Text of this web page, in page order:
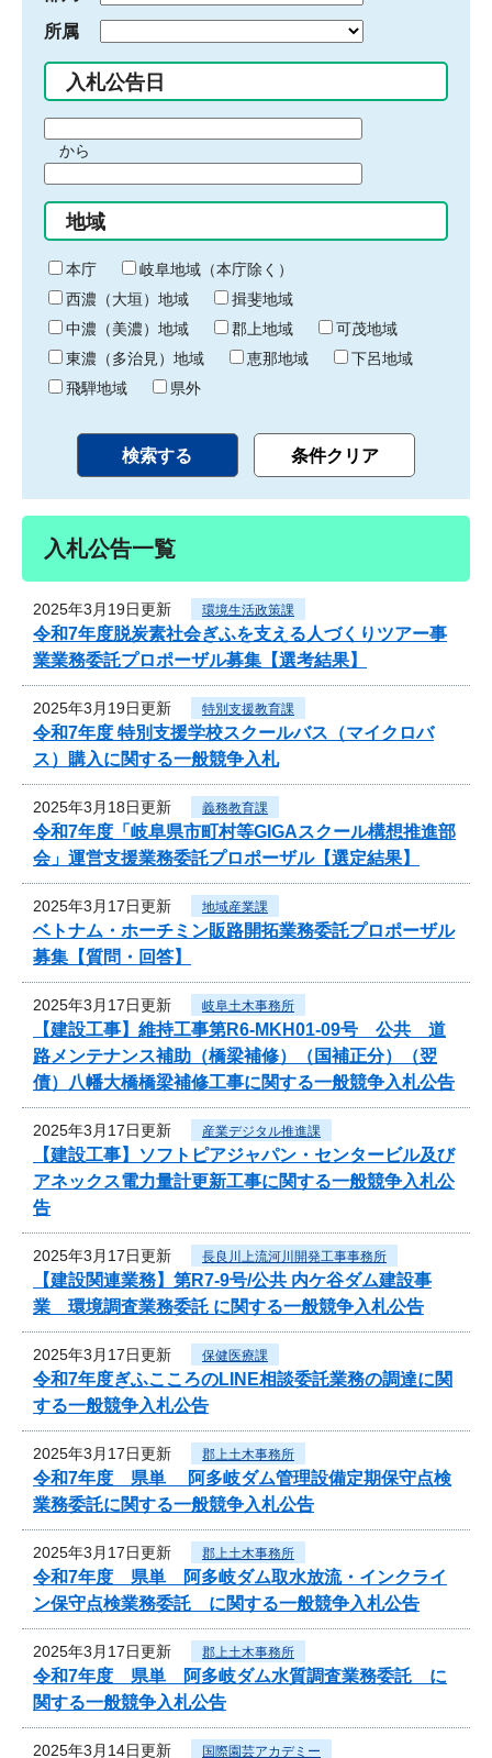
所属
入札公告日
間
始
り
から
間
終
わ
り
地域
本庁
岐阜地域（本庁除く）
西濃（大垣）地域
揖斐地域
中濃（美濃）地域
郡上地域
可茂地域
東濃（多治見）地域
恵那地域
下呂地域
飛騨地域
県外
入札公告一覧
2025年3月19日更新 環境生活政策課
令和7年度脱炭素社会ぎふを支える人づくりツアー事
業業務委託プロポーザル募集【選考結果】
2025年3月19日更新 特別支援教育課
令和7年度 特別支援学校スクールバス（マイクロバ
ス）購入に関する一般競争入札
2025年3月18日更新 義務教育課
令和7年度「岐阜県市町村等GIGAスクール構想推進部
会」運営支援業務委託プロポーザル【選定結果】
2025年3月17日更新 地域産業課
ベトナム・ホーチミン販路開拓業務委託プロポーザル
募集【質問・回答】
2025年3月17日更新 岐阜土木事務所
【建設工事】維持工事第R6-MKH01-09号 公共 道
路メンテナンス補助（橋梁補修）（国補正分）（翌
債）八幡大橋橋梁補修工事に関する一般競争入札公告
2025年3月17日更新 産業デジタル推進課
【建設工事】ソフトピアジャパン・センタービル及び
アネックス電力量計更新工事に関する一般競争入札公
告
2025年3月17日更新 長良川上流河川開発工事事務所
【建設関連業務】第R7-9号/公共 内ケ谷ダム建設事
業 環境調査業務委託 に関する一般競争入札公告
2025年3月17日更新 保健医療課
令和7年度ぎふこころのLINE相談委託業務の調達に関
する一般競争入札公告
2025年3月17日更新 郡上土木事務所
令和7年度 県単 阿多岐ダム管理設備定期保守点検
業務委託に関する一般競争入札公告
2025年3月17日更新 郡上土木事務所
令和7年度 県単 阿多岐ダム取水放流・インクライ
ン保守点検業務委託 に関する一般競争入札公告
2025年3月17日更新 郡上土木事務所
令和7年度 県単 阿多岐ダム水質調査業務委託 に
関する一般競争入札公告
2025年3月14日更新 国際園芸アカデミー